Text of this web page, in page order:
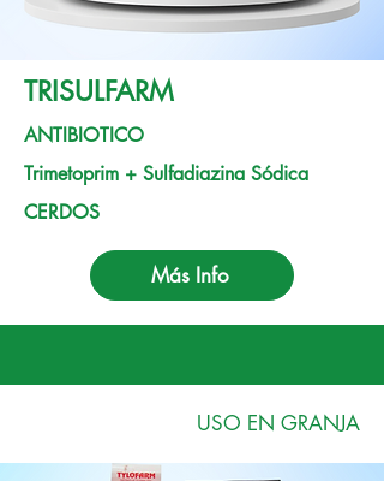
TRISULFARM
ANTIBIOTICO
Trimetoprim + Sulfadiazina Sódica
CERDOS
Más Info
USO EN GRANJA